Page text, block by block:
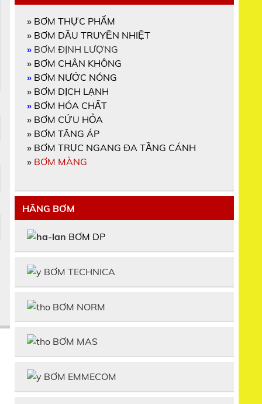
» BƠM THỰC PHẨM
» BƠM DẦU TRUYỀN NHIỆT
» BƠM ĐỊNH LƯỢNG
» BƠM CHÂN KHÔNG
» BƠM NƯỚC NÓNG
» BƠM DỊCH LẠNH
» BƠM HÓA CHẤT
» BƠM CỨU HỎA
» BƠM TĂNG ÁP
» BƠM TRỤC NGANG ĐA TẦNG CÁNH
» BƠM MÀNG
HÃNG BƠM
BƠM DP
BƠM TECHNICA
BƠM NORM
BƠM MAS
BƠM EMMECOM